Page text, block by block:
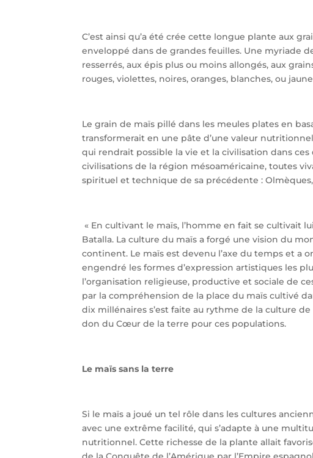
C’est ainsi qu’a été crée cette longue plante aux
enveloppé dans de grandes feuilles. Une myriade
resserrés, aux épis plus ou moins allongés, aux
rouges, violettes, noires, oranges, blanches, ou
Le grain de maïs pillé dans les meules plates en
transformerait en une pâte d’une valeur
qui rendrait possible la vie et la civilisation dans
civilisations de la région mésoaméricaine, toutes
spirituel et technique de sa précédente :
« En cultivant le maïs, l’homme en fait se cultivait
Batalla. La culture du maïs a forgé une vision du
continent. Le maïs est devenu l’axe du temps et a
engendré les formes d’expression artistiques les
l’organisation religieuse, productive et sociale de
par la compréhension de la place du maïs cultivé
dix millénaires s’est faite au rythme de la culture
don du Cœur de la terre pour ces populations.
Le maïs sans la terre
Si le maïs a joué un tel rôle dans les cultures
avec une extrême facilité, qui s’adapte à une
nutritionnel. Cette richesse de la plante allait